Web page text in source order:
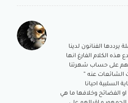
يرددها الفنانون لدينا
الكلام الفارغ انها
على حساب شهرتنا
الشائعات عنه ”
السلبية احيانا
الفضائح وخلافها ما هي